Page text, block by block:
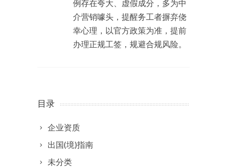
例存在夸大、虚假成分，多为中
介营销噱头，提醒务工者摒弃侥
幸心理，以官方政策为准，提前
办理正规工签，规避合规风险。
目录
企业资质
出国(境)指南
未分类